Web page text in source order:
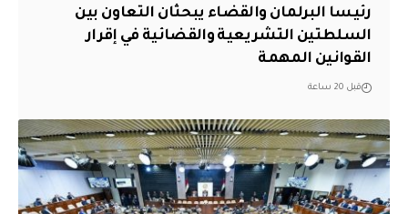
رئيسا البرلمان والقضاء يبحثان التعاون بين
السلطتين التشريعية والقضائية في إقرار
القوانين المهمة
قبل 20 ساعة